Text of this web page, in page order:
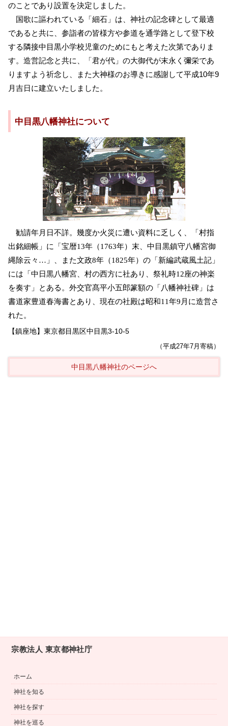
のことであり設置を決定しました。
国歌に謳われている「細石」は、神社の記念碑として最適
であると共に、参詣者の皆様方や参道を通学路として登下校
する隣接中目黒小学校児童のためにもと考えた次第でありま
す。造営記念と共に、「君が代」の大御代が末永く彌栄であ
りますよう祈念し、また大神様のお導きに感謝して平成10年9
月吉日に建立いたしました。
中目黒八幡神社について
勧請年月日不詳。幾度か火災に遭い資料に乏しく、「村指
出銘細帳」に「宝暦13年（1763年）末、中目黒鎮守八幡宮御
縄除云々…」、また文政8年（1825年）の「新編武蔵風土記」
には「中日黒八幡宮、村の西方に社あり、祭礼時12座の神楽
を奏す」とある。外交官髙平小五郎篆額の「八幡神社碑」は
書道家豊道春海書とあり、現在の社殿は昭和11年9月に造営さ
れた。
【鎮座地】東京都目黒区中目黒3-10-5
（平成27年7月寄稿）
中目黒八幡神社のページへ
宗教法人 東京都神社庁
ホーム
神社を知る
神社を探す
神社を巡る